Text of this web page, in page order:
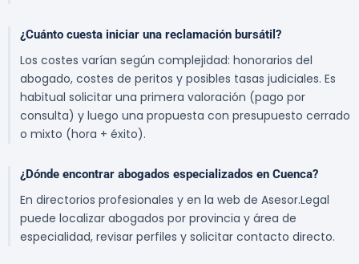
¿Cuánto cuesta iniciar una reclamación bursátil?
Los costes varían según complejidad: honorarios del
abogado, costes de peritos y posibles tasas judiciales. Es
habitual solicitar una primera valoración (pago por
consulta) y luego una propuesta con presupuesto cerrado
o mixto (hora + éxito).
¿Dónde encontrar abogados especializados en Cuenca?
En directorios profesionales y en la web de Asesor.Legal
puede localizar abogados por provincia y área de
especialidad, revisar perfiles y solicitar contacto directo.